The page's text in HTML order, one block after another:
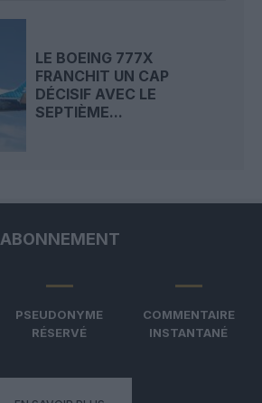
LE BOEING 777X
FRANCHIT UN CAP
DÉCISIF AVEC LE
SEPTIÈME...
ABONNEMENT
PSEUDONYME
RÉSERVÉ
COMMENTAIRE
INSTANTANÉ